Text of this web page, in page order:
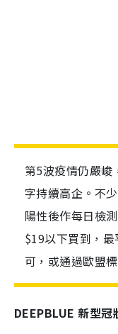
第5波疫情仍嚴
字持續高企。不
陽性後作每日檢
$19以下買到，
可，或通過歐盟
DEEPBLUE 新型